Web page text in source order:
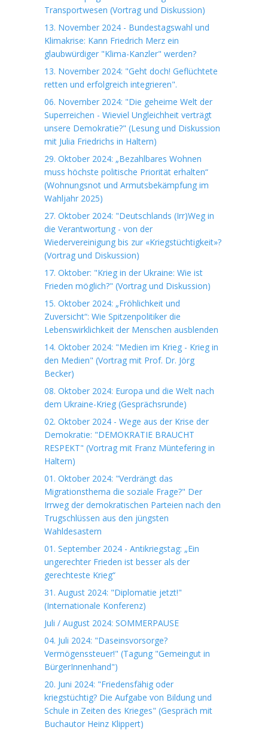
Transportwesen (Vortrag und Diskussion)
13. November 2024 - Bundestagswahl und
Klimakrise: Kann Friedrich Merz ein
glaubwürdiger "Klima-Kanzler" werden?
13. November 2024: "Geht doch! Geflüchtete
retten und erfolgreich integrieren".
06. November 2024: "Die geheime Welt der
Superreichen - Wieviel Ungleichheit verträgt
unsere Demokratie?" (Lesung und Diskussion
mit Julia Friedrichs in Haltern)
29. Oktober 2024: „Bezahlbares Wohnen
muss höchste politische Priorität erhalten“
(Wohnungsnot und Armutsbekämpfung im
Wahljahr 2025)
27. Oktober 2024: "Deutschlands (Irr)Weg in
die Verantwortung - von der
Wiedervereinigung bis zur «Kriegstüchtigkeit»?
(Vortrag und Diskussion)
17. Oktober: "Krieg in der Ukraine: Wie ist
Frieden möglich?" (Vortrag und Diskussion)
15. Oktober 2024: „Fröhlichkeit und
Zuversicht“: Wie Spitzenpolitiker die
Lebenswirklichkeit der Menschen ausblenden
14. Oktober 2024: "Medien im Krieg - Krieg in
den Medien" (Vortrag mit Prof. Dr. Jörg
Becker)
08. Oktober 2024: Europa und die Welt nach
dem Ukraine-Krieg (Gesprächsrunde)
02. Oktober 2024 - Wege aus der Krise der
Demokratie: "DEMOKRATIE BRAUCHT
RESPEKT" (Vortrag mit Franz Müntefering in
Haltern)
01. Oktober 2024: "Verdrängt das
Migrationsthema die soziale Frage?" Der
Irrweg der demokratischen Parteien nach den
Trugschlüssen aus den jüngsten
Wahldesastern
01. September 2024 - Antikriegstag: „Ein
ungerechter Frieden ist besser als der
gerechteste Krieg“
31. August 2024: "Diplomatie jetzt!"
(Internationale Konferenz)
Juli / August 2024: SOMMERPAUSE
04. Juli 2024: "Daseinsvorsorge?
Vermögenssteuer!" (Tagung "Gemeingut in
BürgerInnenhand")
20. Juni 2024: "Friedensfähig oder
kriegstüchtig? Die Aufgabe von Bildung und
Schule in Zeiten des Krieges" (Gespräch mit
Buchautor Heinz Klippert)